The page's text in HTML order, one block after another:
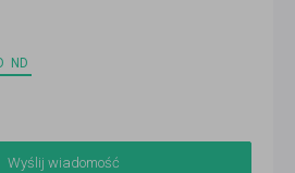
ND
Wyślij wiadomość